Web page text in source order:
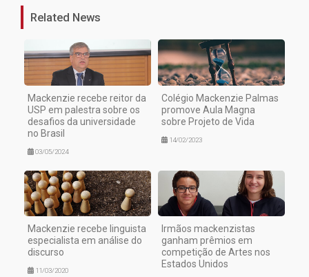
Related News
Mackenzie recebe reitor da
USP em palestra sobre os
desafios da universidade
no Brasil
03/05/2024
Colégio Mackenzie Palmas
promove Aula Magna
sobre Projeto de Vida
14/02/2023
Mackenzie recebe linguista
especialista em análise do
discurso
11/03/2020
Irmãos mackenzistas
ganham prêmios em
competição de Artes nos
Estados Unidos